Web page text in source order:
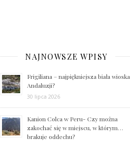
NAJNOWSZE WPISY
Frigiliana – najpiękniejsza biała wioska
Andaluzji?
30 lipca 2026
Kanion Colca w Peru- Czy można
zakochać się w miejscu, w którym…
brakuje oddechu?